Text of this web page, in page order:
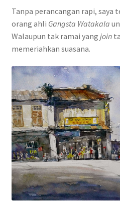
Intensive Watercolour
Legal
Privacy Policy
Terms of Use
My Account
Track My Order
Wishlist
Tanpa perancangan rapi, saya
orang ahli Gangsta Watakala
Walaupun tak ramai yang join
memeriahkan suasana.